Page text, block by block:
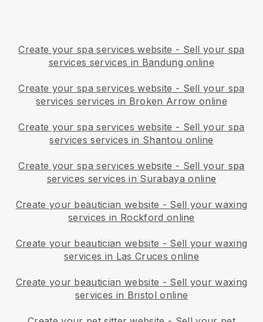
Create your spa services website - Sell your spa
services services in Bandung online
Create your spa services website - Sell your spa
services services in Broken Arrow online
Create your spa services website - Sell your spa
services services in Shantou online
Create your spa services website - Sell your spa
services services in Surabaya online
Create your beautician website - Sell your waxing
services in Rockford online
Create your beautician website - Sell your waxing
services in Las Cruces online
Create your beautician website - Sell your waxing
services in Bristol online